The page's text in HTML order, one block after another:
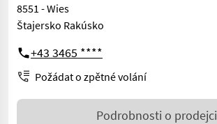
8551 - Wies
Štajersko Rakúsko
+43 3465 ****
Požádat o zpětné volání
Podrobnosti o prodejci